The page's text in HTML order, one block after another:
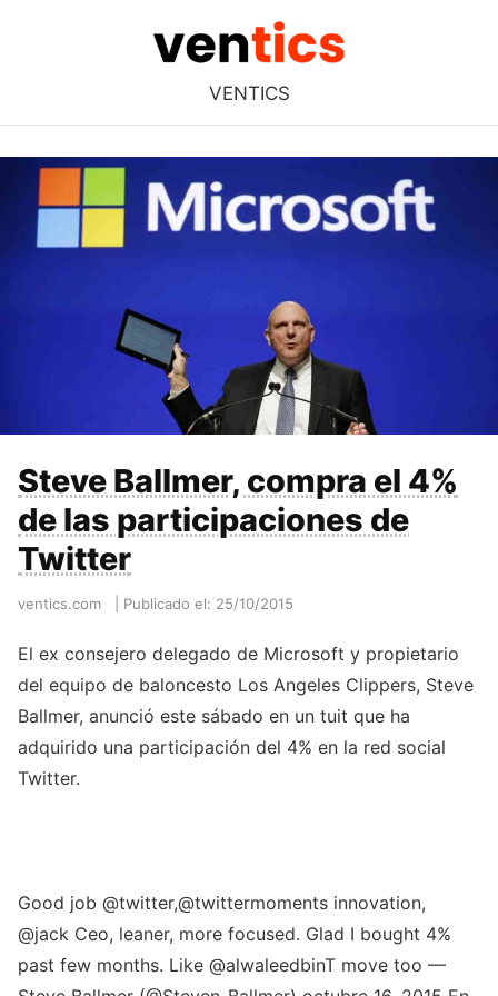
VENTICS
Steve Ballmer, compra el 4%
de las participaciones de
Twitter
ventics.com Publicado el: 25/10/2015
El ex consejero delegado de Microsoft y propietario
del equipo de baloncesto Los Angeles Clippers, Steve
Ballmer, anunció este sábado en un tuit que ha
adquirido una participación del 4% en la red social
Twitter.
Good job @twitter,@twittermoments innovation,
@jack Ceo, leaner, more focused. Glad I bought 4%
past few months. Like @alwaleedbinT move too —